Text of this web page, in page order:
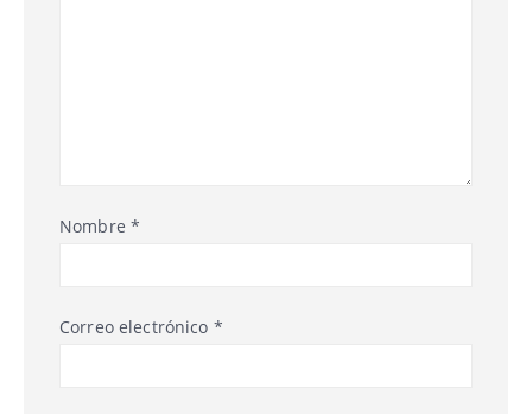
Nombre *
Correo electrónico *